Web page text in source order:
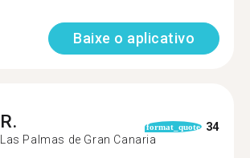
Baixe o aplicativo
R.
Las Palmas de Gran Canaria
format_quote 34